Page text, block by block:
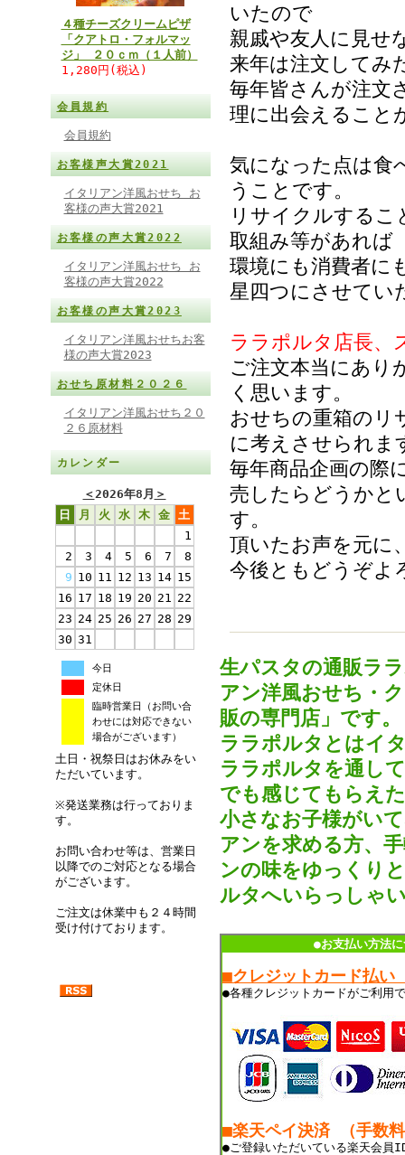
４種チーズクリームピザ
「クアトロ・フォルマッ
ジ」 ２０ｃｍ（１人前）
1,280円(税込)
会員規約
会員規約
お客様声大賞2021
イタリアン洋風おせち お
客様の声大賞2021
お客様の声大賞2022
イタリアン洋風おせち お
客様の声大賞2022
お客様の声大賞2023
イタリアン洋風おせちお客
様の声大賞2023
おせち原材料２０２６
イタリアン洋風おせち２０
２６原材料
カレンダー
＜2026年8月 ＞
日
月 火 水 木 金 土
1
2
3 4 5 6 7
8
9 10 11 12 13 14 15
16 17 18 19 20 21 22
23 24 25 26 27 28 29
30 31
今日
定休日
臨時営業日（お問い合
わせには対応できない
場合がございます）
土日・祝祭日はお休みをい
ただいています。
※発送業務は行っておりま
す。
お問い合わせ等は、営業日
以降でのご対応となる場合
がございます。
ご注文は休業中も２４時間
受け付けております。
いたので
親戚や友人に見せ
来年は注文してみ
毎年皆さんが注文
理に出会えること
気になった点は食
うことです。
リサイクルするこ
取組み等があれば
環境にも消費者に
星四つにさせてい
ララポルタ店長、
ご注文本当にあり
く思います。
おせちの重箱のリ
に考えさせられま
毎年商品企画の際
売したらどうかと
す。
頂いたお声を元に
今後ともどうぞよ
生パスタの通販ラ
アン洋風おせち・
販の専門店」です。
ララポルタとはイ
ララポルタを通し
でも感じてもらえ
小さなお子様がい
アンを求める方、
ンの味をゆっくり
ルタへいらっしゃ
●お支払い方法
■クレジットカード払い
●各種クレジットカードがご利用
■楽天ペイ決済 （手数
●ご登録いただいている楽天会員